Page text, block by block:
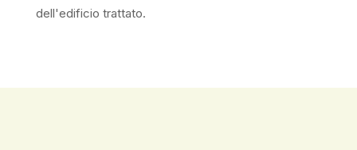
dell'edificio trattato.